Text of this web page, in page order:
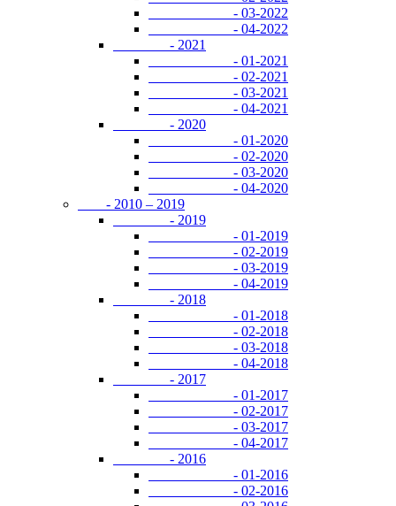
- 03-2022
- 04-2022
- 2021
- 01-2021
- 02-2021
- 03-2021
- 04-2021
- 2020
- 01-2020
- 02-2020
- 03-2020
- 04-2020
- 2010 – 2019
- 2019
- 01-2019
- 02-2019
- 03-2019
- 04-2019
- 2018
- 01-2018
- 02-2018
- 03-2018
- 04-2018
- 2017
- 01-2017
- 02-2017
- 03-2017
- 04-2017
- 2016
- 01-2016
- 02-2016